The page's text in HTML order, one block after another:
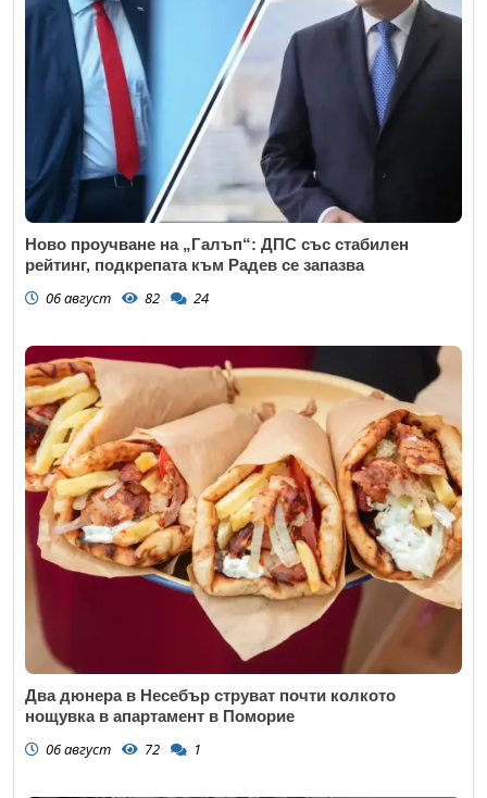
Ново проучване на „Галъп“: ДПС със стабилен
рейтинг, подкрепата към Радев се запазва
06 август 82 24
Два дюнера в Несебър струват почти колкото
нощувка в апартамент в Поморие
06 август 72 1